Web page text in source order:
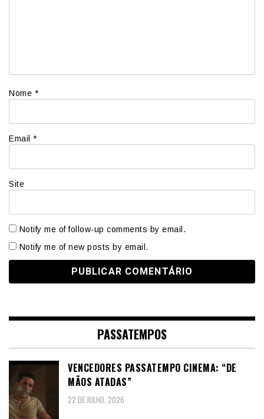
Nome *
Email *
Site
Notify me of follow-up comments by email.
Notify me of new posts by email.
PASSATEMPOS
VENCEDORES PASSATEMPO CINEMA: “DE
MÃOS ATADAS”
22 DE JULHO, 2026